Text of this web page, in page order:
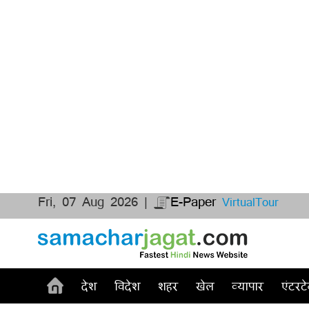
Fri, 07 Aug 2026 | E-Paper VirtualTour
देश विदेश शहर खेल व्यापार